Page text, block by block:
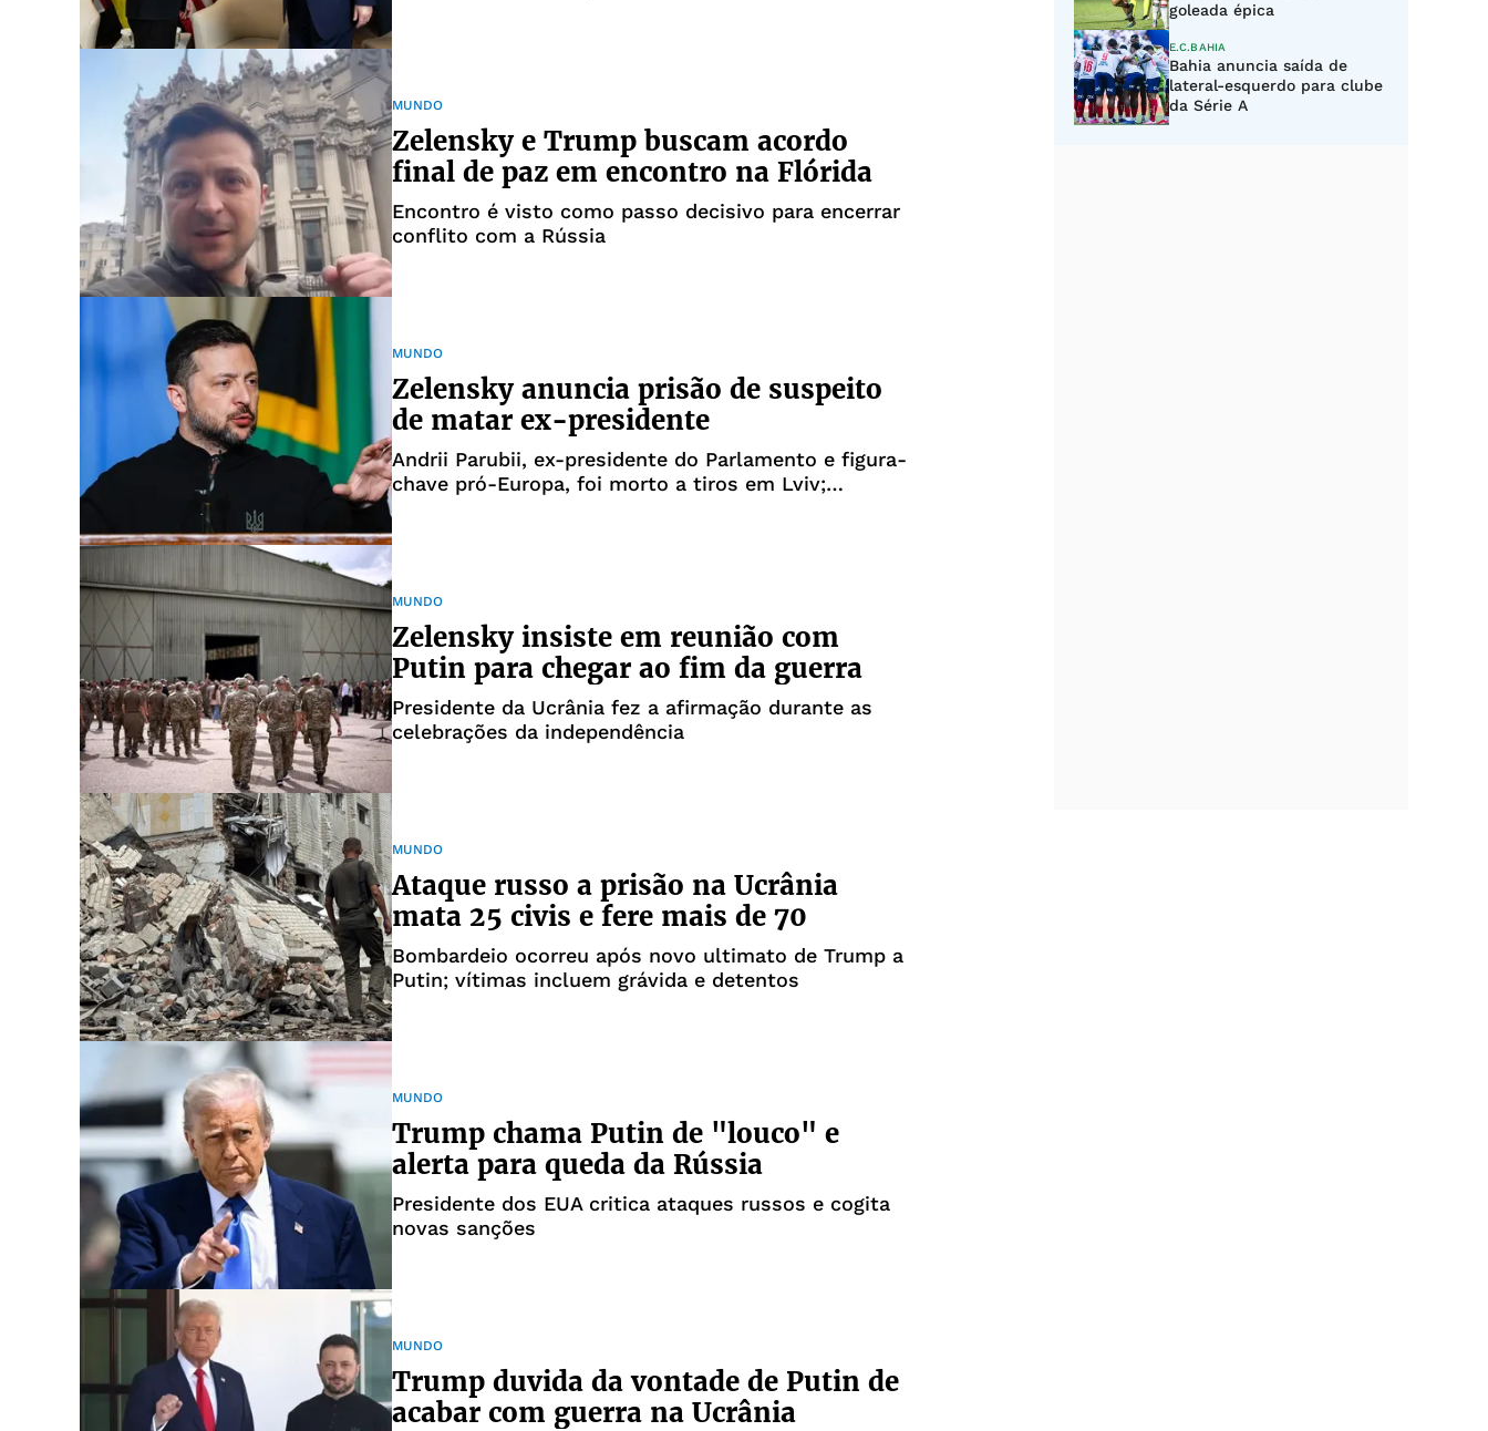
MUNDO
Zelensky e Trump buscam acordo
final de paz em encontro na Flórida
Encontro é visto como passo decisivo para encerrar
conflito com a Rússia
MUNDO
Zelensky anuncia prisão de suspeito
de matar ex-presidente
Andrii Parubii, ex-presidente do Parlamento e figura-
chave pró-Europa, foi morto a tiros em Lviv;
MUNDO
Zelensky insiste em reunião com
Putin para chegar ao fim da guerra
Presidente da Ucrânia fez a afirmação durante as
celebrações da independência
MUNDO
Ataque russo a prisão na Ucrânia
mata 25 civis e fere mais de 70
Bombardeio ocorreu após novo ultimato de Trump a
Putin; vítimas incluem grávida e detentos
MUNDO
Trump chama Putin de "louco" e
alerta para queda da Rússia
Presidente dos EUA critica ataques russos e cogita
novas sanções
MUNDO
Trump duvida da vontade de Putin de
acabar com guerra na Ucrânia
goleada épica
E.C.BAHIA
Bahia anuncia saída de
lateral-esquerdo para clube
da Série A